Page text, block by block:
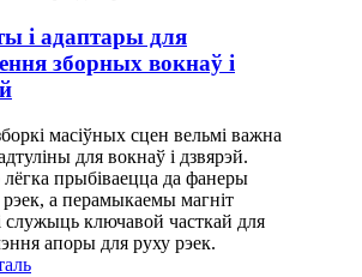
і адаптары для
зборных вокнаў і
масіўных сцен вельмі важна
для вокнаў і дзвярэй.
прыбіваецца да фанеры
а перамыкаемы магніт
служыць ключавой часткай для
апоры для руху рэек.